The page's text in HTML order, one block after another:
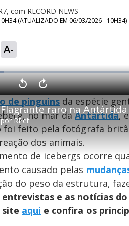
com RECORD NEWS
(ATUALIZADO EM 06/03/2026 - 10H34)
A-
Flagrante raro na
porRPet
V
o
l
t
a
r
1
0
s
g
u
d
s
A
v
a
n
ç
a
1
0
e
g
n
o
s
M
u
de pinguins da espécie
no mar daAntártida,
foi feito pela fotógrafa
dos animais.
de icebergs ocorre
causado pelas
do peso da estrutura,
e as notícias do
site aqui e confira os